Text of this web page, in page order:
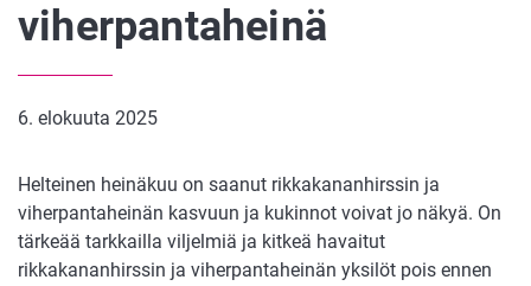
viherpantaheinä
6. elokuuta 2025
Helteinen heinäkuu on saanut rikkakananhirssin ja
viherpantaheinän kasvuun ja kukinnot voivat jo näkyä. On
tärkeää tarkkailla viljelmiä ja kitkeä havaitut
rikkakananhirssin ja viherpantaheinän yksilöt pois ennen